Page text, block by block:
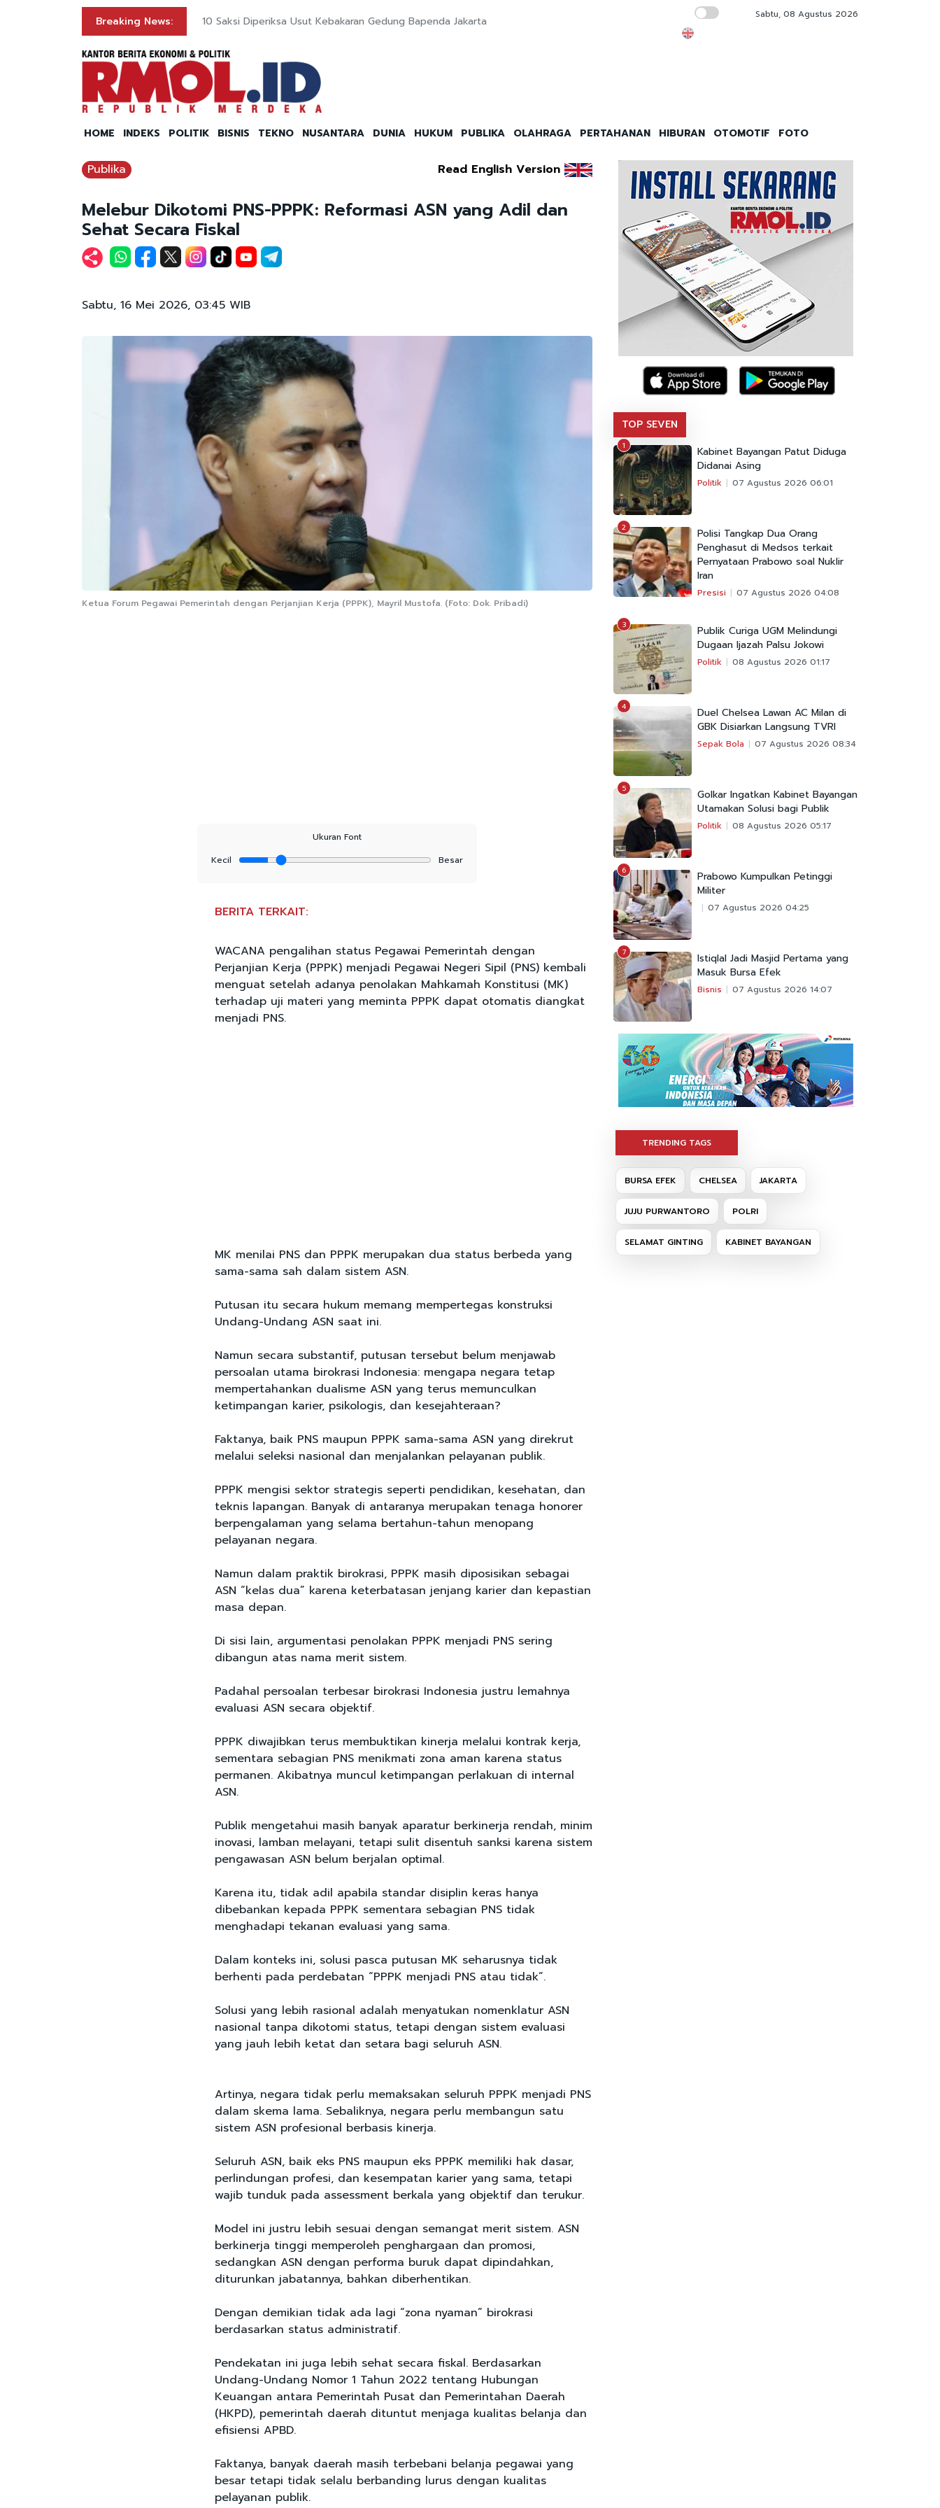
Breaking News: 10 Saksi Diperiksa Usut Kebakaran Gedung Bapenda Jakarta Besok, Dishub DKI Jakarta Launching 3
Sabtu, 08 Agustus 2026
HOME INDEKS POLITIK BISNIS TEKNO NUSANTARA DUNIA HUKUM PUBLIKA OLAHRAGA PERTAHANAN HIBURAN OTOMOTIF FOTO
Publika Read English Version
Melebur Dikotomi PNS-PPPK: Reformasi ASN yang Adil dan
Sehat Secara Fiskal
Sabtu, 16 Mei 2026, 03:45 WIB
Ketua Forum Pegawai Pemerintah dengan Perjanjian Kerja (PPPK), Mayril Mustofa. (Foto: Dok. Pribadi)
Ukuran Font
Kecil
Besar
BERITA TERKAIT:
WACANA pengalihan status Pegawai Pemerintah dengan
Perjanjian Kerja (PPPK) menjadi Pegawai Negeri Sipil (PNS) kembali
menguat setelah adanya penolakan Mahkamah Konstitusi (MK)
terhadap uji materi yang meminta PPPK dapat otomatis diangkat
menjadi PNS.
MK menilai PNS dan PPPK merupakan dua status berbeda yang
sama-sama sah dalam sistem ASN.
Putusan itu secara hukum memang mempertegas konstruksi
Undang-Undang ASN saat ini.
Namun secara substantif, putusan tersebut belum menjawab
persoalan utama birokrasi Indonesia: mengapa negara tetap
mempertahankan dualisme ASN yang terus memunculkan
ketimpangan karier, psikologis, dan kesejahteraan?
Faktanya, baik PNS maupun PPPK sama-sama ASN yang direkrut
melalui seleksi nasional dan menjalankan pelayanan publik.
PPPK mengisi sektor strategis seperti pendidikan, kesehatan, dan
teknis lapangan. Banyak di antaranya merupakan tenaga honorer
berpengalaman yang selama bertahun-tahun menopang
pelayanan negara.
Namun dalam praktik birokrasi, PPPK masih diposisikan sebagai
ASN “kelas dua” karena keterbatasan jenjang karier dan kepastian
masa depan.
Di sisi lain, argumentasi penolakan PPPK menjadi PNS sering
dibangun atas nama merit sistem.
Padahal persoalan terbesar birokrasi Indonesia justru lemahnya
evaluasi ASN secara objektif.
PPPK diwajibkan terus membuktikan kinerja melalui kontrak kerja,
sementara sebagian PNS menikmati zona aman karena status
permanen. Akibatnya muncul ketimpangan perlakuan di internal
ASN.
Publik mengetahui masih banyak aparatur berkinerja rendah, minim
inovasi, lamban melayani, tetapi sulit disentuh sanksi karena sistem
pengawasan ASN belum berjalan optimal.
Karena itu, tidak adil apabila standar disiplin keras hanya
dibebankan kepada PPPK sementara sebagian PNS tidak
menghadapi tekanan evaluasi yang sama.
Dalam konteks ini, solusi pasca putusan MK seharusnya tidak
berhenti pada perdebatan “PPPK menjadi PNS atau tidak”.
Solusi yang lebih rasional adalah menyatukan nomenklatur ASN
nasional tanpa dikotomi status, tetapi dengan sistem evaluasi
yang jauh lebih ketat dan setara bagi seluruh ASN.
Artinya, negara tidak perlu memaksakan seluruh PPPK menjadi PNS
dalam skema lama. Sebaliknya, negara perlu membangun satu
sistem ASN profesional berbasis kinerja.
Seluruh ASN, baik eks PNS maupun eks PPPK memiliki hak dasar,
perlindungan profesi, dan kesempatan karier yang sama, tetapi
wajib tunduk pada assessment berkala yang objektif dan terukur.
Model ini justru lebih sesuai dengan semangat merit sistem. ASN
berkinerja tinggi memperoleh penghargaan dan promosi,
sedangkan ASN dengan performa buruk dapat dipindahkan,
diturunkan jabatannya, bahkan diberhentikan.
Dengan demikian tidak ada lagi “zona nyaman” birokrasi
berdasarkan status administratif.
Pendekatan ini juga lebih sehat secara fiskal. Berdasarkan
Undang-Undang Nomor 1 Tahun 2022 tentang Hubungan
Keuangan antara Pemerintah Pusat dan Pemerintahan Daerah
(HKPD), pemerintah daerah dituntut menjaga kualitas belanja dan
efisiensi APBD.
Faktanya, banyak daerah masih terbebani belanja pegawai yang
besar tetapi tidak selalu berbanding lurus dengan kualitas
pelayanan publik.
TOP SEVEN
1
Kabinet Bayangan Patut Diduga
Didanai Asing
Politik 07 Agustus 2026 06:01
2
Polisi Tangkap Dua Orang
Penghasut di Medsos terkait
Pernyataan Prabowo soal Nuklir
Iran
Presisi 07 Agustus 2026 04:08
3
Publik Curiga UGM Melindungi
Dugaan Ijazah Palsu Jokowi
Politik 08 Agustus 2026 01:17
4
Duel Chelsea Lawan AC Milan di
GBK Disiarkan Langsung TVRI
Sepak Bola 07 Agustus 2026 08:34
5
Golkar Ingatkan Kabinet Bayangan
Utamakan Solusi bagi Publik
Politik 08 Agustus 2026 05:17
6
Prabowo Kumpulkan Petinggi
Militer
07 Agustus 2026 04:25
7
Istiqlal Jadi Masjid Pertama yang
Masuk Bursa Efek
Bisnis 07 Agustus 2026 14:07
TRENDING TAGS
BURSA EFEK CHELSEA JAKARTA
JUJU PURWANTORO POLRI
SELAMAT GINTING KABINET BAYANGAN